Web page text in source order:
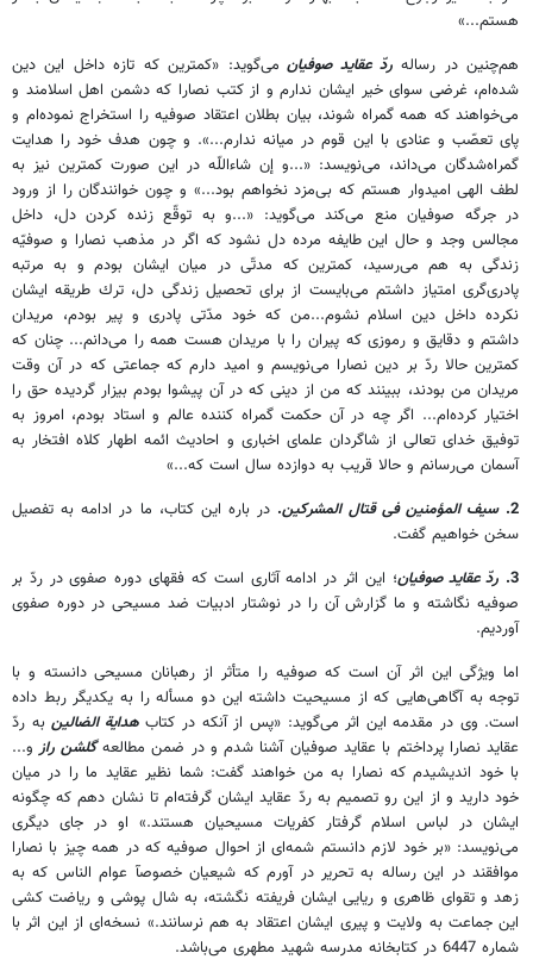
هستم...»
هم‌چنين در رسالهردّ عقايد صوفيان مى‌گويد: «كمترين كه تازه داخل اين دين
شده‌ام، غرضى سواى خير ايشان ندارم و از كتب نصارا كه دشمن اهل اسلامند و
مى‌خواهند كه همه گمراه شوند، بيان بطلان اعتقاد صوفيه را استخراج نموده‌ام و
پاى تعصّب و عنادى با اين قوم در ميانه ندارم...». و چون هدف خود را هدايت
گمراه‌شدگان مى‌داند، مى‌نويسد: «...و إن شاءاللّه در اين صورت كمترين نيز به
لطف الهى اميدوار هستم كه بى‌مزد نخواهم بود...» و چون خوانندگان را از ورود
در جرگه صوفيان منع مى‌كند مى‌گويد: «...و به توقّع زنده كردن دل، داخل
مجالس وجد و حال اين طايفه مرده دل نشود كه اگر در مذهب نصارا و صوفيّه
زندگى به هم مى‌رسيد، كمترين كه مدتّى در ميان ايشان بودم و به مرتبه
پادرى‌گرى امتياز داشتم مى‌بايست از براى تحصيل زندگى دل، ترك طريقه ايشان
نكرده داخل دين اسلام نشوم...من كه خود مدّتى پادرى و پير بودم، مريدان
داشتم و دقايق و رموزى كه پيران را با مريدان هست همه را مى‌دانم... چنان كه
كمترين حالا ردّ بر دين نصارا مى‌نويسم و اميد دارم كه جماعتى كه در آن وقت
مريدان من بودند، ببينند كه من از دينى كه در آن پيشوا بودم بيزار گرديده حق را
اختيار كرده‌ام... اگر چه در آن حكمت گمراه كننده عالم و استاد بودم، امروز به
توفيق خداى تعالى از شاگردان علماى اخبارى و احاديث ائمه اطهار كلاه افتخار به
آسمان مى‌رسانم و حالا قريب به دوازده سال است كه...»
2. سيف المؤمنين فى قتال المشركين. در باره اين كتاب، ما در ادامه به تفصيل
سخن خواهيم گفت.
3. ردّ عقايد صوفيان؛ اين اثر در ادامه آثارى است كه فقهاى دوره صفوى در ردّ بر
صوفيه نگاشته و ما گزارش آن را در نوشتار ادبيات ضد مسيحى در دوره صفوى
آورديم.
اما ويژگى اين اثر آن است كه صوفيه را متأثر از رهبانان مسيحى دانسته و با
توجه به آگاهى‌هايى كه از مسيحيت داشته اين دو مسأله را به يكديگر ربط داده
است. وى در مقدمه اين اثر مى‌گويد: «پس از آنكه در كتابهداية الضالينبه ردّ
عقايد نصارا پرداختم با عقايد صوفيان آشنا شدم و در ضمن مطالعهگلشن رازو...
با خود انديشيدم كه نصارا به من خواهند گفت: شما نظير عقايد ما را در ميان
خود داريد و از اين رو تصميم به ردّ عقايد ايشان گرفته‌ام تا نشان دهم كه چگونه
ايشان در لباس اسلام گرفتار كفريات مسيحيان هستند.» او در جاى ديگرى
مى‌نويسد: «بر خود لازم دانستم شمه‌اى از احوال صوفيه كه در همه چيز با نصارا
موافقند در اين رساله به تحرير در آورم كه شيعيان خصوصآ عوام الناس كه به
زهد و تقواى ظاهرى و ريايى ايشان فريفته نگشته، به شال پوشى و رياضت كشى
اين جماعت به ولايت و پيرى ايشان اعتقاد به هم نرسانند.» نسخه‌اى از اين اثر با
شماره 6447 در كتابخانه مدرسه شهيد مطهرى مى‌باشد.